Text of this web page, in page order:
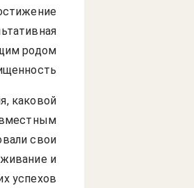
родом
каковой
свои
и
успехов